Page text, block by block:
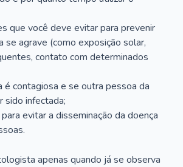
que você deve evitar para prevenir
se agrave (como exposição solar,
contato com determinados
é contagiosa e se outra pessoa da
sido infectada;
evitar a disseminação da doença
apenas quando já se observa